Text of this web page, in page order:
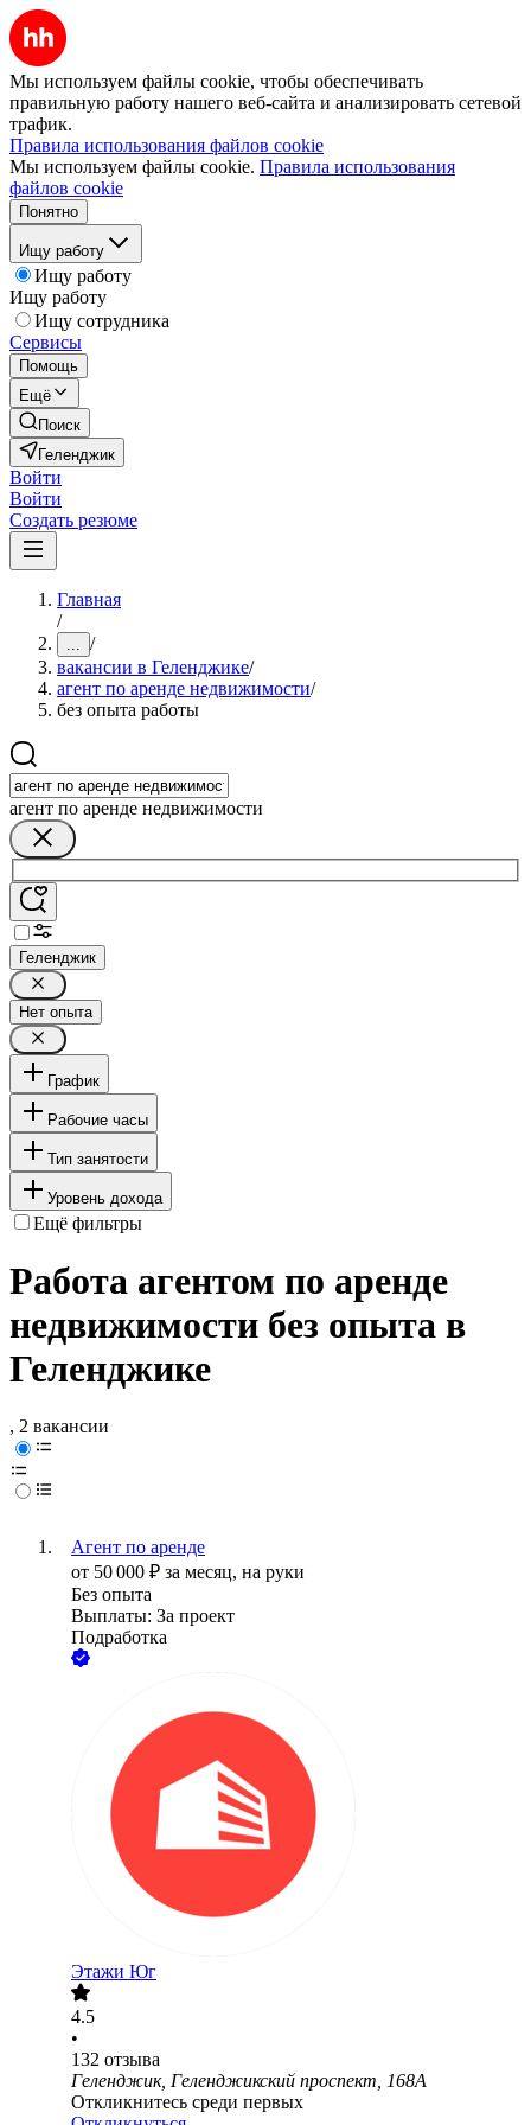
Мы используем файлы cookie, чтобы обеспечивать
правильную работу нашего веб-сайта и анализировать сетевой
трафик.
Правила использования файлов cookie
Мы используем файлы cookie. Правила использования
файлов cookie
Понятно
Ищу работу
Ищу работу
Ищу работу
Ищу сотрудника
Сервисы
Помощь
Ещё
Поиск
Геленджик
Войти
Войти
Создать резюме
Главная
/
... /
вакансии в Геленджике/
агент по аренде недвижимости/
без опыта работы
агент по аренде недвижимости
Геленджик
Нет опыта
График
Рабочие часы
Тип занятости
Уровень дохода
Ещё фильтры
Работа агентом по аренде
недвижимости без опыта в
Геленджике
, 2 вакансии
Агент по аренде
от 50 000 ₽ за месяц, на руки
Без опыта
Выплаты: За проект
Подработка
Этажи Юг
4.5
•
132 отзыва
Геленджик, Геленджикский проспект, 168А
Откликнитесь среди первых